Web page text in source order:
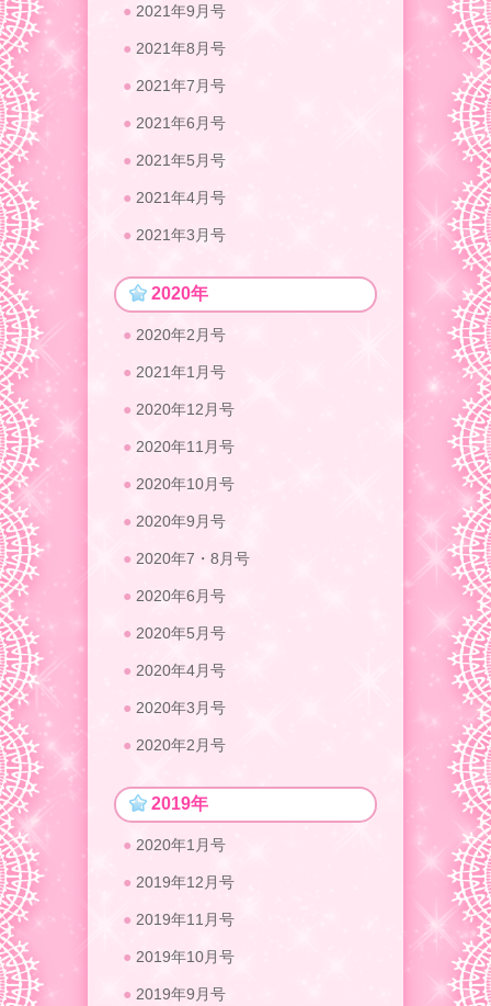
2021年9月号
2021年8月号
2021年7月号
2021年6月号
2021年5月号
2021年4月号
2021年3月号
2020年
2020年2月号
2021年1月号
2020年12月号
2020年11月号
2020年10月号
2020年9月号
2020年7・8月号
2020年6月号
2020年5月号
2020年4月号
2020年3月号
2020年2月号
2019年
2020年1月号
2019年12月号
2019年11月号
2019年10月号
2019年9月号